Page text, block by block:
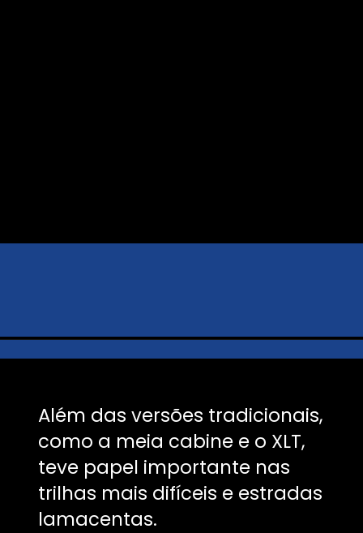
Além das versões tradicionais,
como a meia cabine e o XLT,
teve papel importante nas
trilhas mais difíceis e estradas
lamacentas.